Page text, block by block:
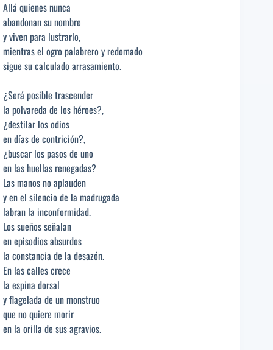
Allá quienes nunca
abandonan su nombre
y viven para lustrarlo,
mientras el ogro palabrero y redomado
sigue su calculado arrasamiento.
¿Será posible trascender
la polvareda de los héroes?,
¿destilar los odios
en días de contrición?,
¿buscar los pasos de uno
en las huellas renegadas?
Las manos no aplauden
y en el silencio de la madrugada
labran la inconformidad.
Los sueños señalan
en episodios absurdos
la constancia de la desazón.
En las calles crece
la espina dorsal
y flagelada de un monstruo
que no quiere morir
en la orilla de sus agravios.